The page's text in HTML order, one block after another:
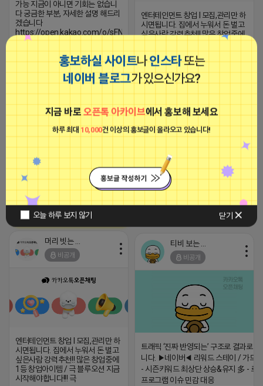
홍보하실 사이트나인스타또는
네이버 블로그가 있으신가요?
지금 바로오픈톡 아카이브에서 홍보해 보세요
하루 최대 10,000건 이상의 홍보글이 올라오고 있습니다!
오늘 하루 보지 않기 닫기
가능 지금이 아니면 기회는 없습니
다 궁금한 부분, 자세한 설명 해드리
겠습니다
https://open.kakao.com/o/sFN24Qei
엔터테인먼트 창업 l 모집,관리만 하
시면됩니다. 집에서 누워서 돈 벌고
싶은사람 강력추천!! 많은 창업중에
1등 창업아이템 / 극 블루오션 지금
시작해야합니다!!! 극
2026-04-17 10:34
■아이피몬스터■
[아이피몬스터] 전국 최저가 마케팅
용 KT아이피서비스!!
2023-09-06 14:23:39
머리 빗는 네오
비공개
댓글: 0개
비공개
엔터테인먼트 창업 l 모집,관리만 하
시면됩니다. 집에서 누워서 돈 벌고
싶은사람 강력추천!! 많은 창업중에
1등 창업아이템 / 극 블루오션 지금
시작해야합니다!!! 극
비공개
트래픽 ‘진짜 반영되는’ 구조로 결과로
니다. ▶네이버◀ 리워드 스테이 / 가드 /
- 시즌키워드 최상단 상승&유지 多 - 로
프로그램 이슈 민감 대응